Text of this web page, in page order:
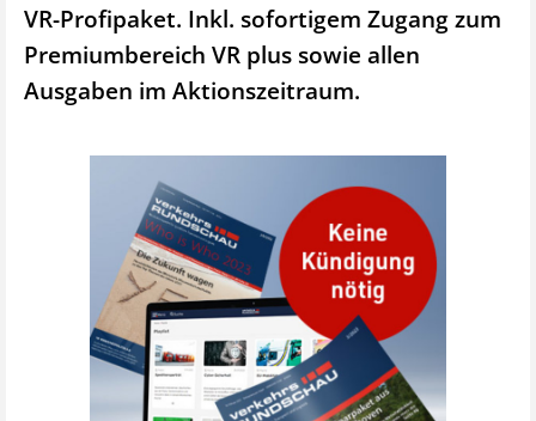
VR-Profipaket. Inkl. sofortigem Zugang zum
Premiumbereich VR plus sowie allen
Ausgaben im Aktionszeitraum.